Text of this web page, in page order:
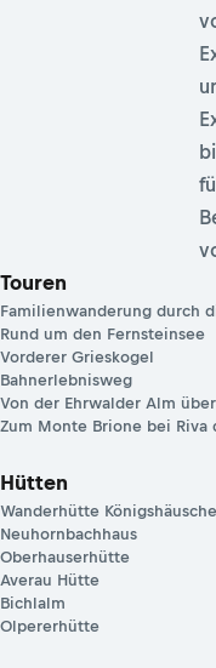
Touren
Familienwanderung durch
Rund um den Fernsteinsee
Vorderer Grieskogel
Bahnerlebnisweg
Von der Ehrwalder Alm
Zum Monte Brione bei Riva
Hütten
Wanderhütte
Neuhornbachhaus
Oberhauserhütte
Averau Hütte
Bichlalm
Olpererhütte